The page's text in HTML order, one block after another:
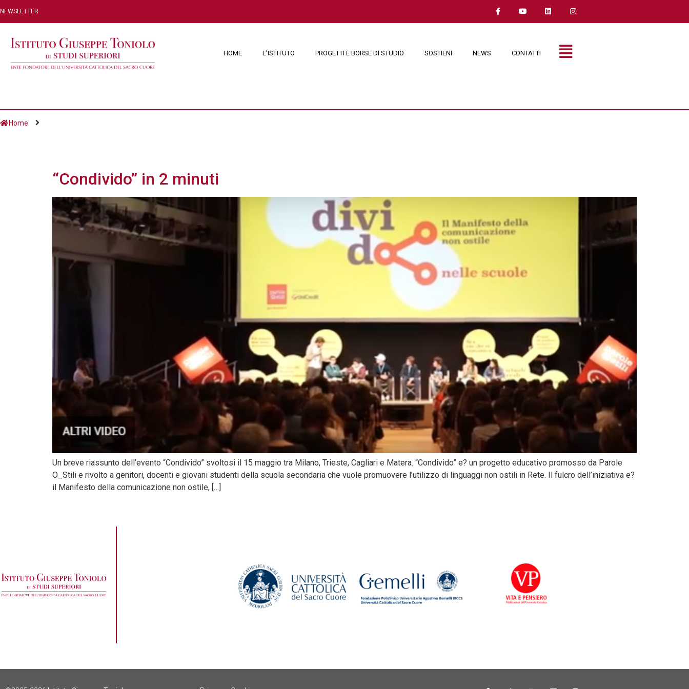
NEWSLETTER
HOME L’ISTITUTO PROGETTI E BORSE DI STUDIO SOSTIENI NEWS CONTATTI
Home
“Condivido” in 2 minuti
Un breve riassunto dell’evento “Condivido” svoltosi il 15 maggio tra Milano, Trieste, Cagliari e Matera. “Condivido” e? un progetto educativo promosso da Parole
O_Stili e rivolto a genitori, docenti e giovani studenti della scuola secondaria che vuole promuovere l’utilizzo di linguaggi non ostili in Rete. Il fulcro dell’iniziativa e?
il Manifesto della comunicazione non ostile, […]